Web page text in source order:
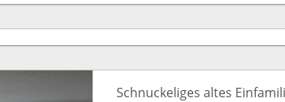
Schnuckeliges altes